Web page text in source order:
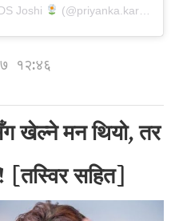
Joshi (@priyanka.karki)
१२:४६
खेल्ने मन थियो, तर
[तस्विर सहित]